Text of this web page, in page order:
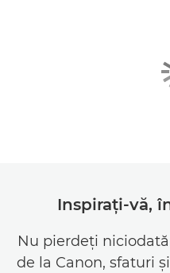
Inspiraţi-vă,
Nu pierdeţi
de la Canon, sfaturi